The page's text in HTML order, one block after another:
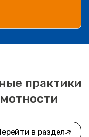
практики
в раздел